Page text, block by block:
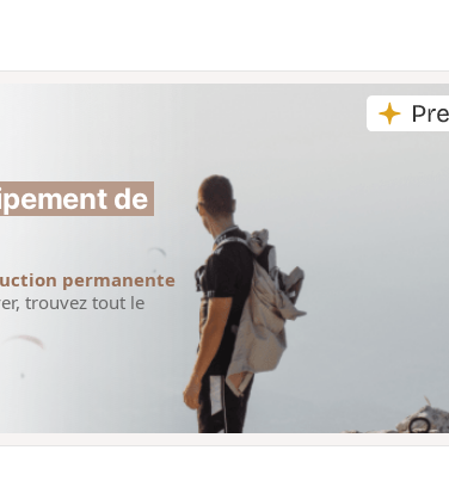
de
permanente
trouvez tout le